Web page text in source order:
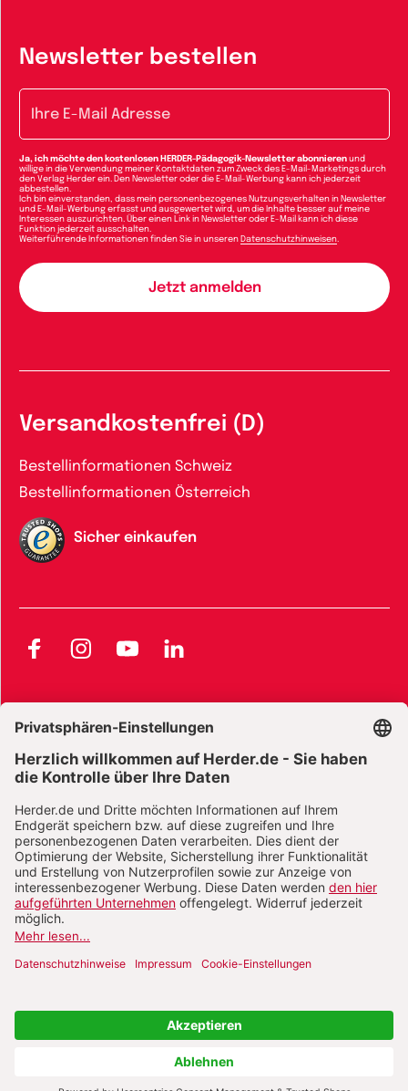
Newsletter bestellen
Ja, ich möchte den kostenlosen HERDER-Pädagogik-Newsletter abonnieren und
willige in die Verwendung meiner Kontaktdaten zum Zweck des E-Mail-Marketings durch
den Verlag Herder ein. Den Newsletter oder die E-Mail-Werbung kann ich jederzeit
abbestellen.
Ich bin einverstanden, dass mein personenbezogenes Nutzungsverhalten in Newsletter
und E-Mail-Werbung erfasst und ausgewertet wird, um die Inhalte besser auf meine
Interessen auszurichten. Über einen Link in Newsletter oder E-Mail kann ich diese
Funktion jederzeit ausschalten.
Weiterführende Informationen finden Sie in unseren Datenschutzhinweisen.
Versandkostenfrei (D)
Bestellinformationen Schweiz
Bestellinformationen Österreich
Sicher einkaufen
FacebookInstagramYouTubeLinkedIn
Widerrufsbelehrung E-Books
Widerrufsbelehrung Zeitschriften Datenschutz
Datenschutz Social Media Barrierefreiheit
Vertrag widerrufen